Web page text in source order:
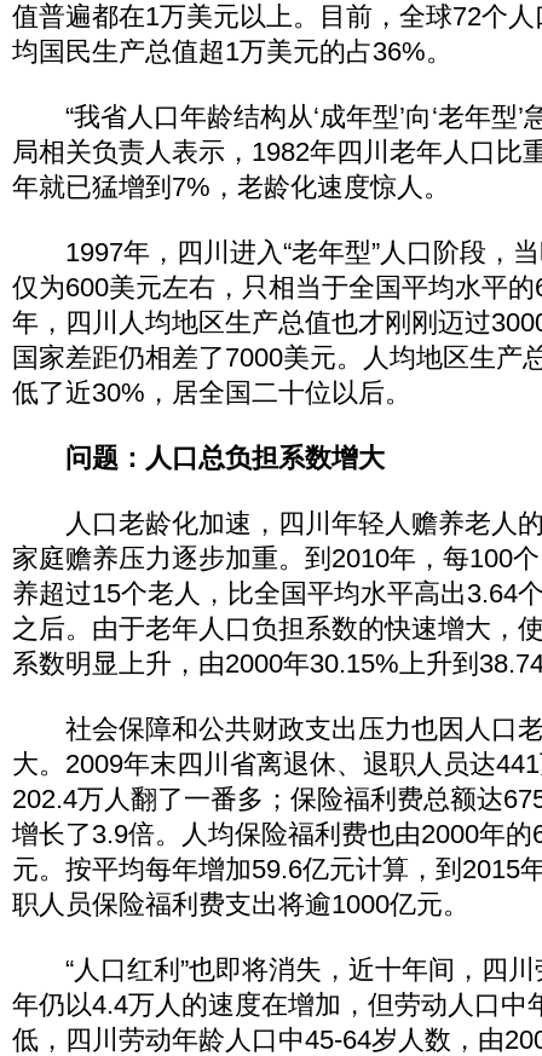
值普遍都在1万美元以上。目前，全球72个
均国民生产总值超1万美元的占36%。
“我省人口年龄结构从‘成年型’向‘老年型’
局相关负责人表示，1982年四川老年人口比
年就已猛增到7%，老龄化速度惊人。
1997年，四川进入“老年型”人口阶段，
仅为600美元左右，只相当于全国平均水平
年，四川人均地区生产总值也才刚刚迈过
国家差距仍相差了7000美元。人均地区生产
低了近30%，居全国二十位以后。
问题：人口总负担系数增大
人口老龄化加速，四川年轻人赡养老人
家庭赡养压力逐步加重。到2010年，每100
养超过15个老人，比全国平均水平高出3.64
之后。由于老年人口负担系数的快速增大，
系数明显上升，由2000年30.15%上升到
社会保障和公共财政支出压力也因人口
大。2009年末四川省离退休、退职人员达
202.4万人翻了一番多；保险福利费总额达
增长了3.9倍。人均保险福利费也由2000年的
元。按平均每年增加59.6亿元计算，到2015
职人员保险福利费支出将逾1000亿元。
“人口红利”也即将消失，近十年间，四川
年仍以4.4万人的速度在增加，但劳动人口中
低，四川劳动年龄人口中45-64岁人数，由